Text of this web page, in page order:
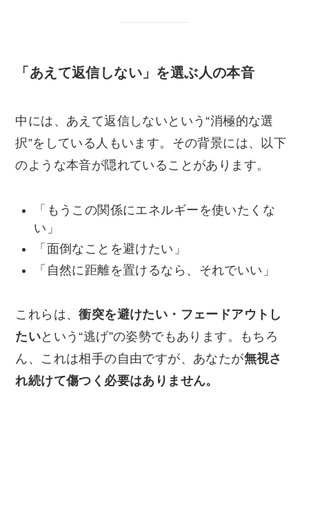
「あえて返信しない」を選ぶ人の本音
中には、あえて返信しないという“消極的な選
択”をしている人もいます。その背景には、以下
のような本音が隠れていることがあります。
「もうこの関係にエネルギーを使いたくな
い」
「面倒なことを避けたい」
「自然に距離を置けるなら、それでいい」
これらは、衝突を避けたい・フェードアウトし
たいという“逃げ”の姿勢でもあります。もちろ
ん、これは相手の自由ですが、あなたが無視さ
れ続けて傷つく必要はありません。